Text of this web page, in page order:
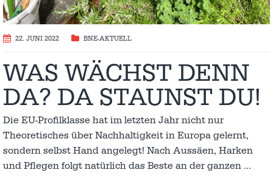
22. JUNI 2022 BNE-AKTUELL
WAS WÄCHST DENN
DA? DA STAUNST DU!
Die EU-Profilklasse hat im letzten Jahr nicht nur
Theoretisches über Nachhaltigkeit in Europa gelernt,
sondern selbst Hand angelegt! Nach Aussäen, Harken
und Pflegen folgt natürlich das Beste an der ganzen …